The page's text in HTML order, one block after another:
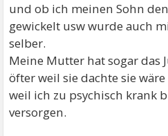
und ob ich meinen Sohn
gewickelt usw wurde auch
selber.
Meine Mutter hat sogar das
öfter weil sie dachte sie
weil ich zu psychisch krank
versorgen.